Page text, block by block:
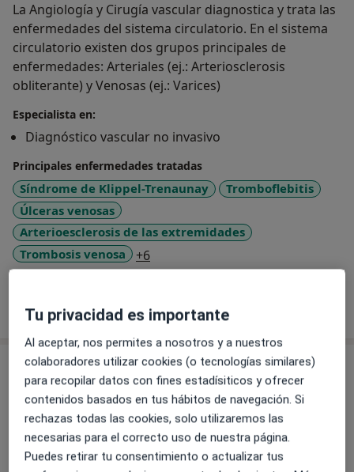
La Angiología y Cirugía vascular diagnostica y trata las
enfermedades del sistema circulatorio. En el sistema
circulatorio existen dos grupos principales de
enfermedades: Arteriales (ej.: Arteriosclerosis
obliterante) y Venosas (ej.: Varices)
Especialista en:
Diagnóstico vascular no invasivo
Principales enfermedades tratadas
Síndrome de Klippel-Trenaunay
Tromboflebitis
Úlceras venosas
Arterioesclerosis de las extremidades
Trombosis venosa
+6a11y_sr_more_diseases
Mostrar más detallessobre la experiencia
Servicios y precios
Visita Angiología y Cirugía Vascular
Detalles
Visitas sucesivas Angiología y Cirugía Vascular
Tu privacidad es importante
Al aceptar, nos permites a nosotros y a nuestros
colaboradores utilizar cookies (o tecnologías similares)
para recopilar datos con fines estadísiticos y ofrecer
contenidos basados en tus hábitos de navegación. Si
rechazas todas las cookies, solo utilizaremos las
necesarias para el correcto uso de nuestra página.
Puedes retirar tu consentimiento o actualizar tus